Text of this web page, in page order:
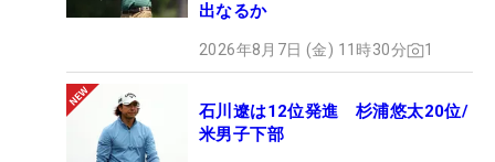
出なるか
2026年8月7日 (金) 11時30分 1
石川遼は12位発進 杉浦悠太20位/
米男子下部